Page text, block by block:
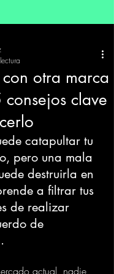
otra marca
clave
catapultar tu
pero una mala
destruirla en
a filtrar tus
de realizar
de
actual, nadie